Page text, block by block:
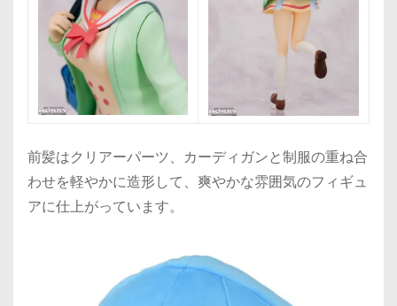
前髪はクリアーパーツ、カーディガンと制服の重ね合
わせを軽やかに造形して、爽やかな雰囲気のフィギュ
アに仕上がっています。